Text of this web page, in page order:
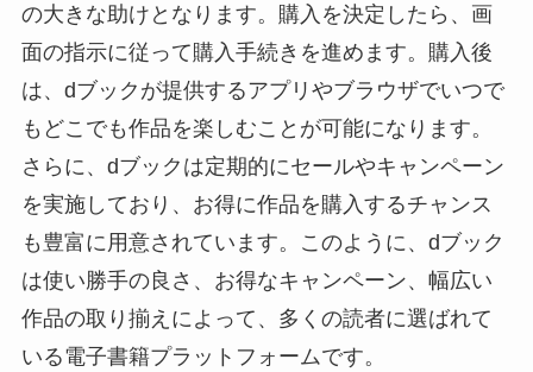
の大きな助けとなります。購入を決定したら、画
面の指示に従って購入手続きを進めます。購入後
は、dブックが提供するアプリやブラウザでいつで
もどこでも作品を楽しむことが可能になります。
さらに、dブックは定期的にセールやキャンペーン
を実施しており、お得に作品を購入するチャンス
も豊富に用意されています。このように、dブック
は使い勝手の良さ、お得なキャンペーン、幅広い
作品の取り揃えによって、多くの読者に選ばれて
いる電子書籍プラットフォームです。